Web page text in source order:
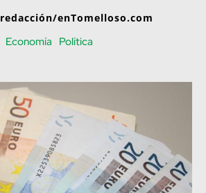
redacción/enTomelloso.com
Economía Política